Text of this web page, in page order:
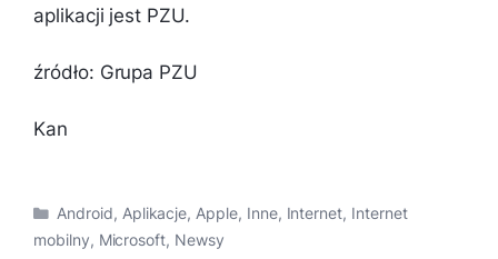
aplikacji jest PZU.
źródło: Grupa PZU
Kan
Kategorie
Android, Aplikacje, Apple, Inne, Internet, Internet
mobilny, Microsoft, Newsy